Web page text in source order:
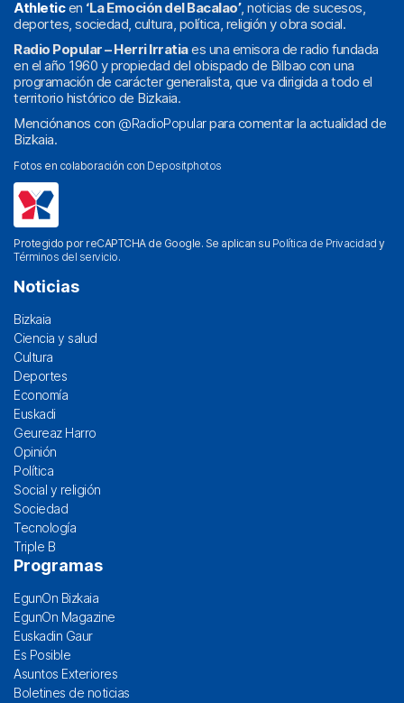
Athleticen ‘La Emoción del Bacalao’, noticias de sucesos,
deportes, sociedad, cultura, política, religión y obra social.
Radio Popular – Herri Irratiaes una emisora de radio fundada
en el año 1960 y propiedad del obispado de Bilbao con una
programación de carácter generalista, que va dirigida a todo el
territorio histórico de Bizkaia.
Menciónanos con @RadioPopularpara comentar la actualidad de
Bizkaia.
Fotos en colaboración con Depositphotos
Protegido por reCAPTCHA de Google. Se aplican su Política de Privacidad y
Términos del servicio.
Noticias
Bizkaia
Ciencia y salud
Cultura
Deportes
Economía
Euskadi
Geureaz Harro
Opinión
Política
Social y religión
Sociedad
Tecnología
Triple B
Programas
EgunOn Bizkaia
EgunOn Magazine
Euskadin Gaur
Es Posible
Asuntos Exteriores
Boletines de noticias